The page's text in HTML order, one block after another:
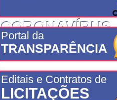
CORONAVÍRUS
Portal da
TRANSPARÊNCIA
Editais e Contratos de
LICITAÇÕES